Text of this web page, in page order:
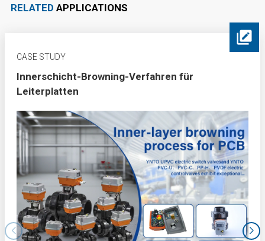
RELATED APPLICATIONS
CASE STUDY
Innerschicht-Browning-Verfahren für
Leiterplatten